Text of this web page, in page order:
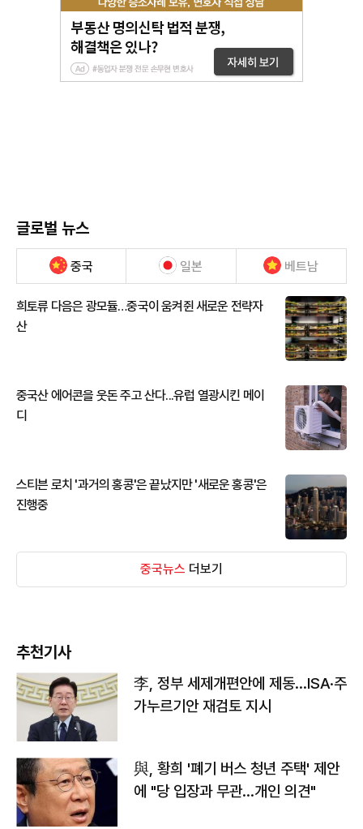
글로벌 뉴스
중국 일본 베트남
희토류 다음은 광모듈…중국이 움켜쥔 새로운 전략자
산
중국산 에어콘을 웃돈 주고 산다...유럽 열광시킨 메이
디
스티븐 로치 '과거의 홍콩'은 끝났지만 '새로운 홍콩'은
진행중
중국뉴스 더보기
추천기사
李, 정부 세제개편안에 제동…ISA·주
가누르기안 재검토 지시
與, 황희 '폐기 버스 청년 주택' 제안
에 "당 입장과 무관…개인 의견"